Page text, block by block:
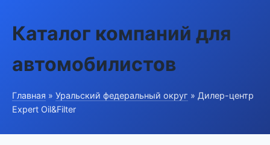
Каталог компаний для
автомобилистов
Главная » Уральский федеральный округ » Дилер-центр
Expert Oil&Filter